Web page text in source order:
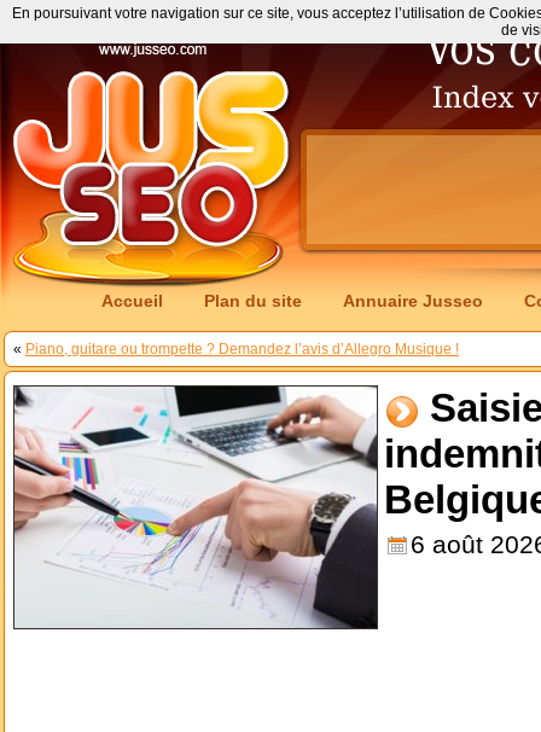
Accueil Plan du site Annuaire Jusseo
« Piano, guitare ou trompette ? Demandez l’avis d’Allegro Musique !
6 août
En poursuivant votre navigation sur ce site, vous acceptez l’utilisation de
de